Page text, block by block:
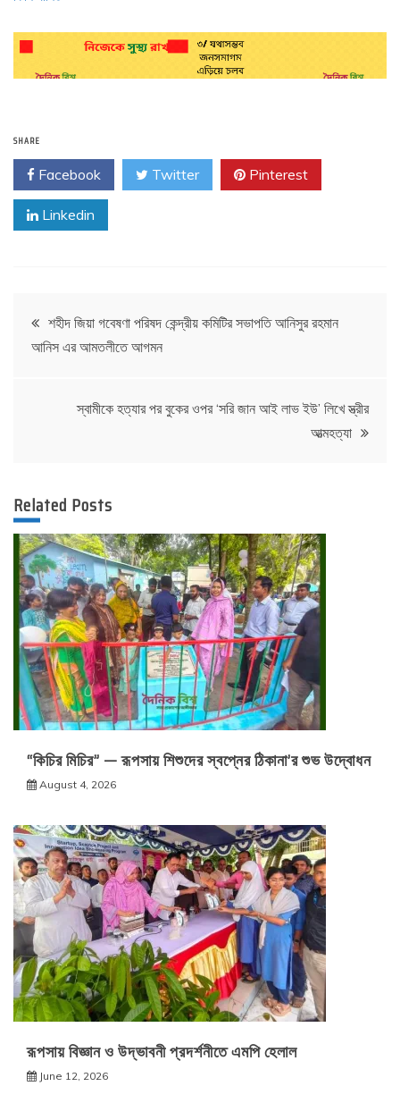
SHARE
Facebook Twitter Pinterest
Linkedin
Post
navigation
শহীদ জিয়া গবেষণা পরিষদ কেন্দ্রীয় কমিটির সভাপতি আনিসুর রহমান
আনিস এর আমতলীতে আগমন
স্বামীকে হত্যার পর বুকের ওপর ‘সরি জান আই লাভ ইউ’ লিখে স্ত্রীর
আত্মহত্যা
Related Posts
“কিচির মিচির” — রূপসায় শিশুদের স্বপ্নের ঠিকানা’র শুভ উদ্বোধন
August 4, 2026
রূপসায় বিজ্ঞান ও উদ্ভাবনী প্রদর্শনীতে এমপি হেলাল
June 12, 2026